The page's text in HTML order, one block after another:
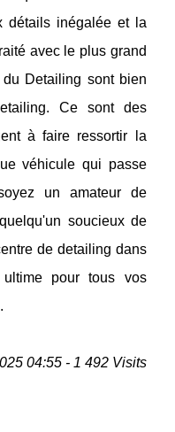
détails inégalée et la
avec le plus grand
Detailing sont bien
Ce sont des
à faire ressortir la
véhicule qui passe
un amateur de
soucieux de
de detailing dans
pour tous vos
04:55 - 1 492 Visits